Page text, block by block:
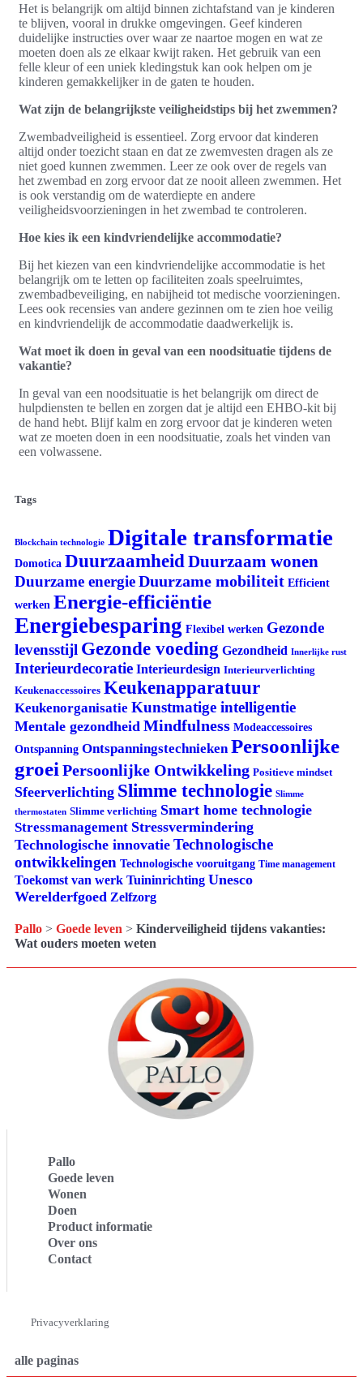
Het is belangrijk om altijd binnen zichtafstand van je kinderen
te blijven, vooral in drukke omgevingen. Geef kinderen
duidelijke instructies over waar ze naartoe mogen en wat ze
moeten doen als ze elkaar kwijt raken. Het gebruik van een
felle kleur of een uniek kledingstuk kan ook helpen om je
kinderen gemakkelijker in de gaten te houden.
Wat zijn de belangrijkste veiligheidstips bij het zwemmen?
Zwembadveiligheid is essentieel. Zorg ervoor dat kinderen
altijd onder toezicht staan en dat ze zwemvesten dragen als ze
niet goed kunnen zwemmen. Leer ze ook over de regels van
het zwembad en zorg ervoor dat ze nooit alleen zwemmen. Het
is ook verstandig om de waterdiepte en andere
veiligheidsvoorzieningen in het zwembad te controleren.
Hoe kies ik een kindvriendelijke accommodatie?
Bij het kiezen van een kindvriendelijke accommodatie is het
belangrijk om te letten op faciliteiten zoals speelruimtes,
zwembadbeveiliging, en nabijheid tot medische voorzieningen.
Lees ook recensies van andere gezinnen om te zien hoe veilig
en kindvriendelijk de accommodatie daadwerkelijk is.
Wat moet ik doen in geval van een noodsituatie tijdens de
vakantie?
In geval van een noodsituatie is het belangrijk om direct de
hulpdiensten te bellen en zorgen dat je altijd een EHBO-kit bij
de hand hebt. Blijf kalm en zorg ervoor dat je kinderen weten
wat ze moeten doen in een noodsituatie, zoals het vinden van
een volwassene.
Tags
Blockchain technologie Digitale transformatie
Domotica DuurzaamheidDuurzaam wonen
Duurzame energieDuurzame mobiliteit Efficient
werken Energie-efficiëntie
Energiebesparing Flexibel werken Gezonde
levensstijl Gezonde voeding Gezondheid Innerlijke rust
Interieurdecoratie Interieurdesign Interieurverlichting
Keukenaccessoires Keukenapparatuur
Keukenorganisatie Kunstmatige intelligentie
Mentale gezondheid Mindfulness Modeaccessoires
Ontspanning Ontspanningstechnieken Persoonlijke
groei Persoonlijke Ontwikkeling Positieve mindset
Sfeerverlichting Slimme technologie Slimme
thermostaten Slimme verlichting Smart home technologie
Stressmanagement Stressvermindering
Technologische innovatie Technologische
ontwikkelingen Technologische vooruitgang Time management
Toekomst van werk Tuininrichting Unesco
Werelderfgoed Zelfzorg
Pallo > Goede leven > Kinderveiligheid tijdens vakanties:
Wat ouders moeten weten
Pallo
Goede leven
Wonen
Doen
Product informatie
Over ons
Contact
Privacyverklaring
alle paginas